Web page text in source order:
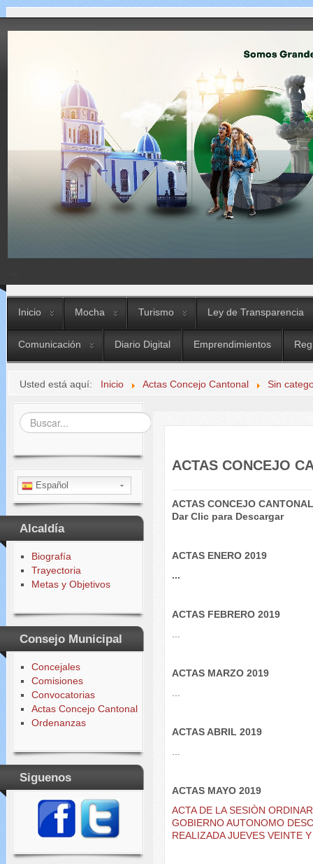
Inicio Mocha Turismo Ley de Transparencia
Comunicación Diario Digital Emprendimientos
Usted está aquí: Inicio Actas Concejo Cantonal Sin
Buscar...
Español
Alcaldía
Biografía
Trayectoria
Metas y Objetivos
Consejo Municipal
Concejales
Comisiones
Convocatorias
Actas Concejo Cantonal
Ordenanzas
Siguenos
ACTAS CONCEJO
ACTAS CONCEJO
Dar Clic para Descargar
ACTAS ENERO 2019
...
ACTAS FEBRERO 2019
ACTAS MARZO 2019
ACTAS ABRIL 2019
ACTAS MAYO 2019
ACTA DE LA SESIÒN
GOBIERNO AUTONOMO
REALIZADA JUEVES VEINTE